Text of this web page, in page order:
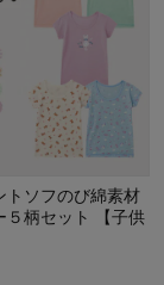
トソフのび綿素材
５柄セット 【子供